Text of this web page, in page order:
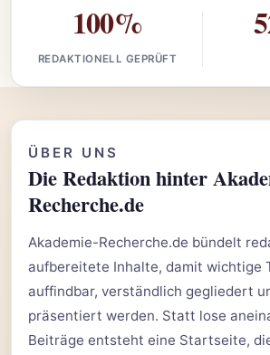
100%
REDAKTIONELL GEPRÜFT
ÜBER UNS
Die Redaktion hinter
Recherche.de
Akademie-Recherche.de bündelt
aufbereitete Inhalte, damit wichtige
auffindbar, verständlich gegliedert
präsentiert werden. Statt lose
Beiträge entsteht eine Startseite,